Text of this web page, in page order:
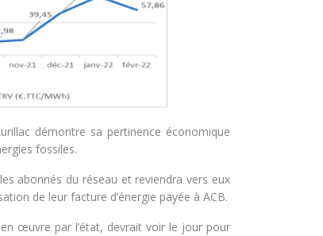
démontre sa pertinence économique
fossiles.
abonnés du réseau et reviendra vers eux
de leur facture d’énergie payée à ACB.
œuvre par l’état, devrait voir le jour pour